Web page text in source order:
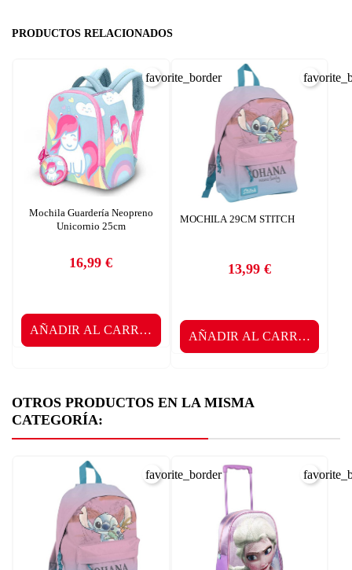
PRODUCTOS RELACIONADOS
Mochila Guardería Neopreno
Unicornio 25cm
Precio
16,99 €
AÑADIR AL CARRITO
favorite_border
MOCHILA 29CM STITCH
Precio
13,99 €
AÑADIR AL CARRITO
OTROS PRODUCTOS EN LA MISMA
CATEGORÍA:
favorite_border